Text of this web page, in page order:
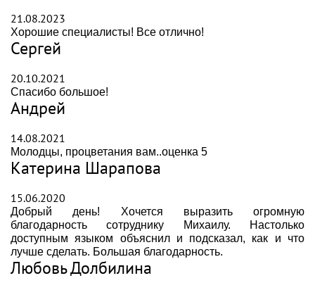
21.08.2023
Хорошие специалисты! Все отлично!
Сергей
20.10.2021
Спасибо большое!
Андрей
14.08.2021
Молодцы, процветания вам..оценка 5
Катерина Шарапова
15.06.2020
Добрый день! Хочется выразить огромную
благодарность сотруднику Михаилу. Настолько
доступным языком объяснил и подсказал, как и что
лучше сделать. Большая благодарность.
Любовь Долбилина